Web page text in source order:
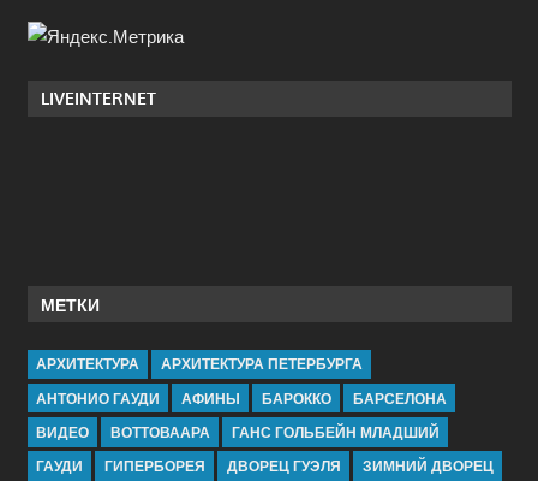
LIVEINTERNET
МЕТКИ
АРХИТЕКТУРА
АРХИТЕКТУРА ПЕТЕРБУРГА
АНТОНИО ГАУДИ
АФИНЫ БАРОККО
БАРСЕЛОНА
ВИДЕО
ВОТТОВААРА
ГАНС ГОЛЬБЕЙН МЛАДШИЙ
ГАУДИ
ГИПЕРБОРЕЯ ДВОРЕЦ ГУЭЛЯ ЗИМНИЙ ДВОРЕЦ